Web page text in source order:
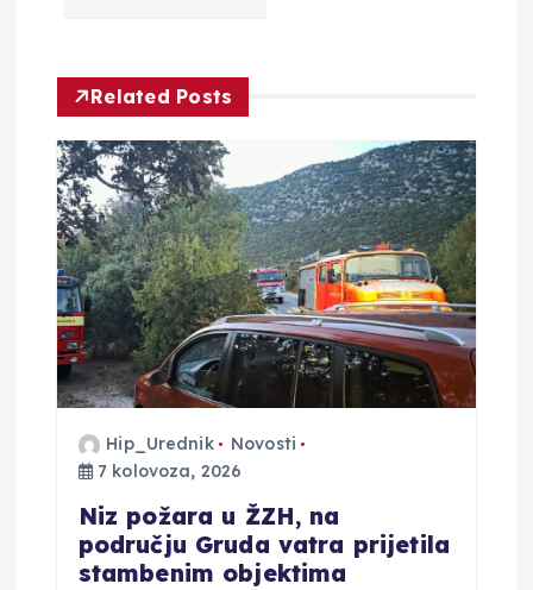
a
o
b
a
Related Posts
Hip_Urednik
Novosti
7 kolovoza, 2026
Niz požara u ŽZH, na
području Gruda vatra prijetila
stambenim objektima